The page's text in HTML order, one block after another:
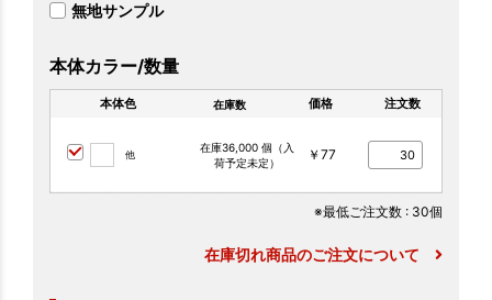
無地サンプル
本体カラー/数量
本体色 在庫数 価格 注文数
他
在庫36,000 個（入
荷予定未定）
￥77
※最低ご注文数 : 30個
在庫切れ商品のご注文について